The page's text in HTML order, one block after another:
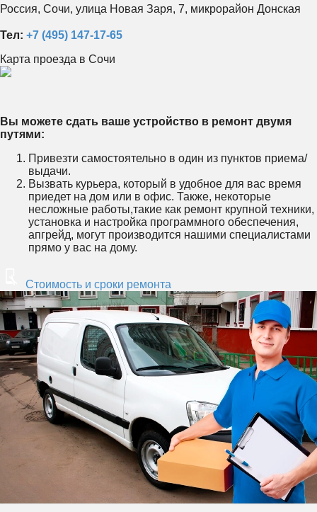
Россия, Сочи, улица Новая Заря, 7, микрорайон Донская
Тел: +7 (495) 147-17-65
Карта проезда в Сочи
Вы можете сдать ваше устройство в ремонт двумя
путями:
Привезти самостоятельно в один из пунктов приема/
выдачи.
Вызвать курьера, который в удобное для вас время
приедет на дом или в офис. Также, некоторые
несложные работы,такие как ремонт крупной техники,
установка и настройка программного обеспечения,
апгрейд, могут производится нашими специалистами
прямо у вас на дому.
Стоимость и сроки ремонта